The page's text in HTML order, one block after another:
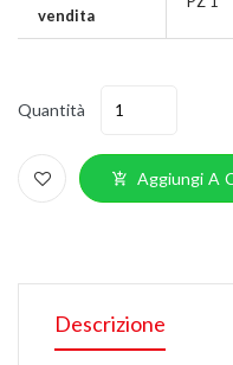
vendita
Quantità
Aggiungi A
Descrizione